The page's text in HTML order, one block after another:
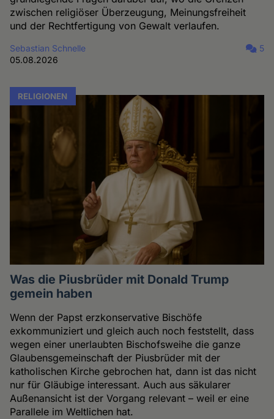
zwischen religiöser Überzeugung, Meinungsfreiheit
und der Rechtfertigung von Gewalt verlaufen.
Sebastian Schnelle
05.08.2026
5
RELIGIONEN
Was die Piusbrüder mit Donald Trump
gemein haben
Wenn der Papst erzkonservative Bischöfe
exkommuniziert und gleich auch noch feststellt, dass
wegen einer unerlaubten Bischofsweihe die ganze
Glaubensgemeinschaft der Piusbrüder mit der
katholischen Kirche gebrochen hat, dann ist das nicht
nur für Gläubige interessant. Auch aus säkularer
Außenansicht ist der Vorgang relevant – weil er eine
Parallele im Weltlichen hat.